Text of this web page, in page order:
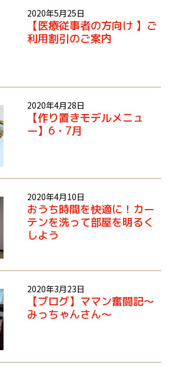
2020年5月25日
【医療従事者の方向け 】ご
利用割引のご案内
2020年4月28日
【作り置きモデルメニュ
ー】6・7月
2020年4月10日
おうち時間を快適に！カー
テンを洗って部屋を明るく
しよう
2020年3月23日
【ブログ】ママン奮闘記～
みっちゃんさん～